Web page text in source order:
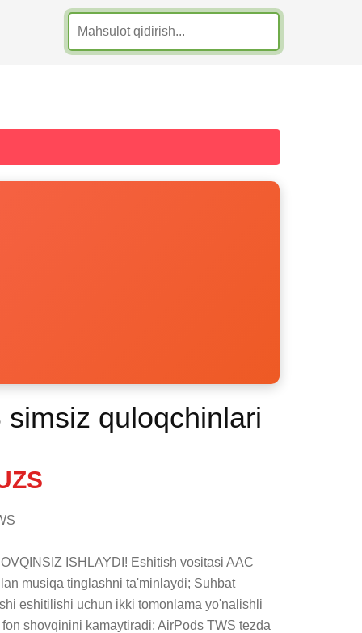
quloqchinlari
ISHLAYDI! Eshitish vositasi AAC
musiqa tinglashni ta'minlaydi; Suhbat
eshitilishi uchun ikki tomonlama yo'nalishli
shovqinini kamaytiradi; AirPods TWS tezda